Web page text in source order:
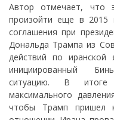
Автор отмечает, что
произойти еще в 2015
соглашения при
Дональда Трампа из
действий по
инициированный
ситуацию. В итоге
максимального
чтобы Трамп пришел